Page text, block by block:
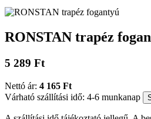
RONSTAN trapéz
5 289 Ft
Nettó ár: 4 165 Ft
Várható szállítási idő: 4-6 munkanap